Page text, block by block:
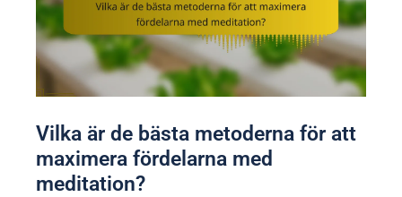
Vilka är de bästa metoderna för att
maximera fördelarna med
meditation?